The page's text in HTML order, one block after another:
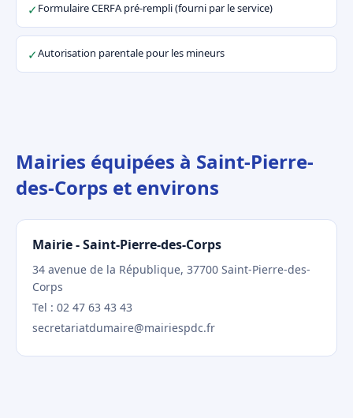
✓ Formulaire CERFA pré-rempli (fourni par le service)
✓Autorisation parentale pour les mineurs
Mairies équipées à Saint-Pierre-
des-Corps et environs
Mairie - Saint-Pierre-des-Corps
34 avenue de la République, 37700 Saint-Pierre-des-
Corps
Tel : 02 47 63 43 43
secretariatdumaire@mairiespdc.fr